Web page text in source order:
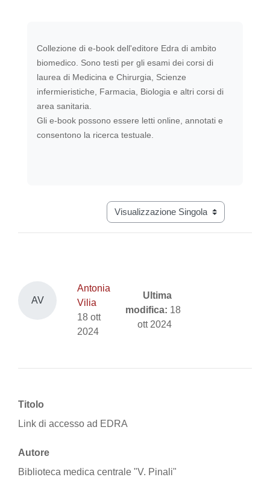
Collezione di e-book dell'editore Edra di ambito
biomedico. Sono testi per gli esami dei corsi di
laurea di Medicina e Chirurgia, Scienze
infermieristiche, Farmacia, Biologia e altri corsi di
area sanitaria.
Gli e-book possono essere letti online, annotati e
consentono la ricerca testuale.
Navigazione terziaria modalità
AV
Antonia
Vilia
18 ott
2024
Ultima
modifica: 18
ott 2024
Titolo
Link di accesso ad EDRA
Autore
Biblioteca medica centrale "V. Pinali"